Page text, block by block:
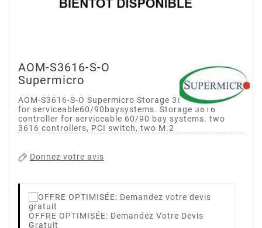
AOM-S3616-S-O
Supermicro
AOM-S3616-S-O Supermicro Storage 3616 controller
for serviceable60/90baysystems. Storage 3616
controller for serviceable 60/90 bay systems. two
3616 controllers, PCI switch, two M.2
Donnez votre avis
OFFRE OPTIMISÉE: Demandez Votre Devis
Gratuit